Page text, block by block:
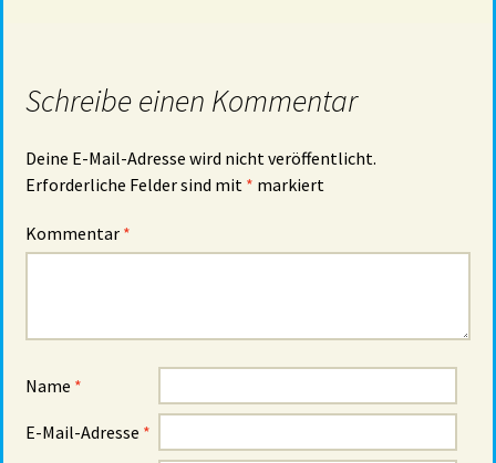
Schreibe einen Kommentar
Deine E-Mail-Adresse wird nicht veröffentlicht.
Erforderliche Felder sind mit * markiert
Kommentar *
Name *
E-Mail-Adresse *